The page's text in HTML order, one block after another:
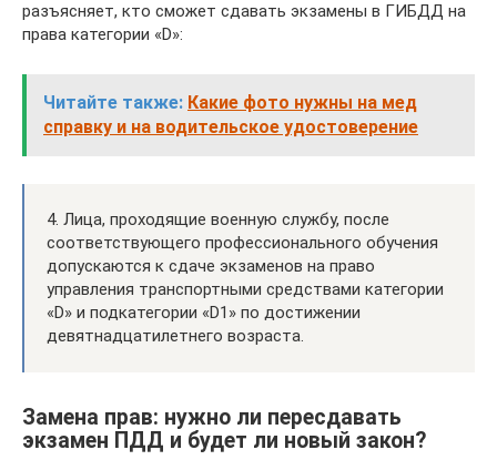
разъясняет, кто сможет сдавать экзамены в ГИБДД на
права категории «D»:
Читайте также: Какие фото нужны на мед
справку и на водительское удостоверение
4. Лица, проходящие военную службу, после
соответствующего профессионального обучения
допускаются к сдаче экзаменов на право
управления транспортными средствами категории
«D» и подкатегории «D1» по достижении
девятнадцатилетнего возраста.
Замена прав: нужно ли пересдавать
экзамен ПДД и будет ли новый закон?